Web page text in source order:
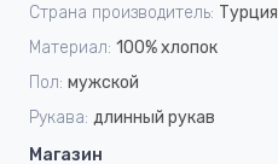
Страна производитель: Турция
Материал: 100% хлопок
Пол: мужской
Рукава: длинный рукав
Магазин